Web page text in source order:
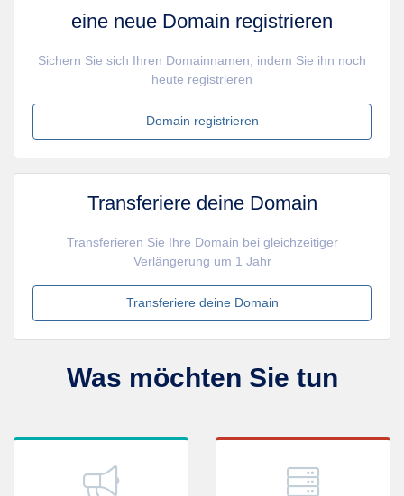
eine neue Domain registrieren
Sichern Sie sich Ihren Domainnamen, indem Sie ihn noch
heute registrieren
Domain registrieren
Transferiere deine Domain
Transferieren Sie Ihre Domain bei gleichzeitiger
Verlängerung um 1 Jahr
Transferiere deine Domain
Was möchten Sie tun